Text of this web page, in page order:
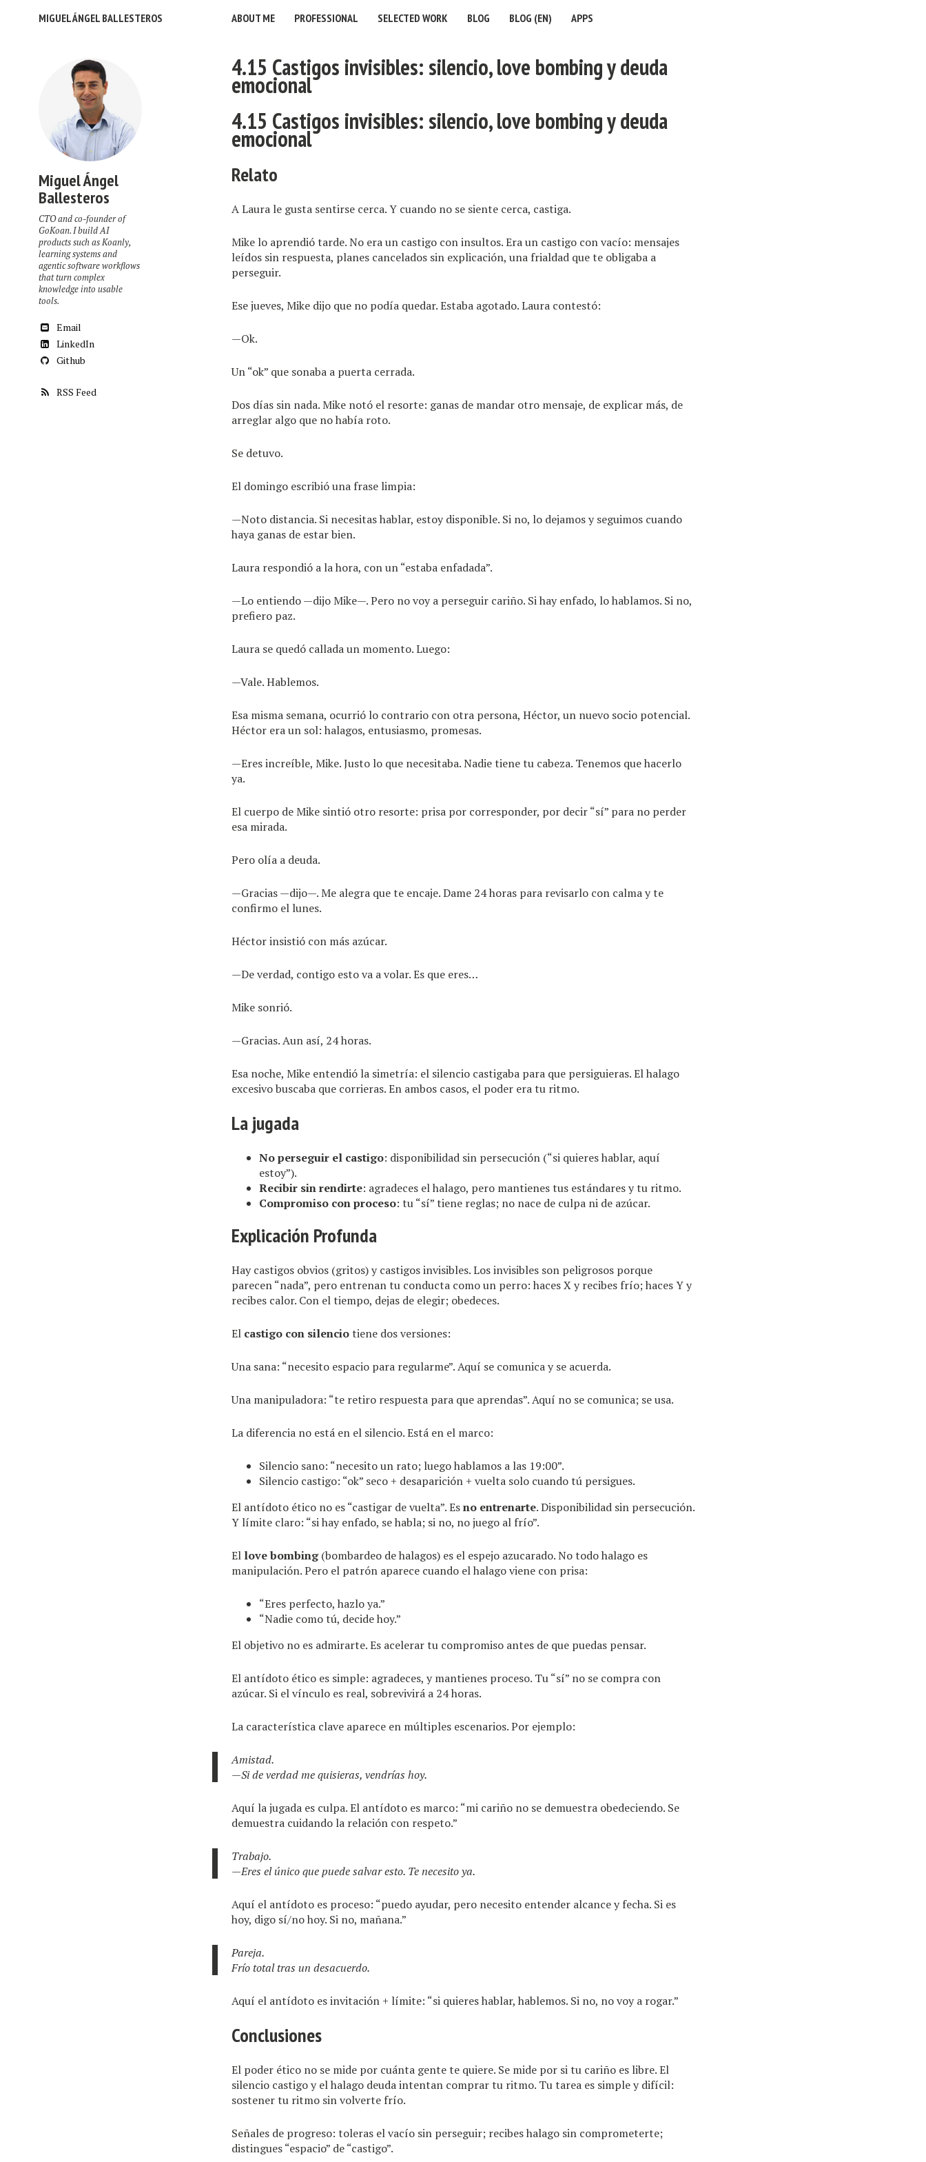
MIGUEL ÁNGEL BALLESTEROS ABOUT ME PROFESSIONAL SELECTED WORK BLOG BLOG (EN) APPS
Miguel Ángel
Ballesteros
CTO and co-founder of
GoKoan. I build AI
products such as Koanly,
learning systems and
agentic software workflows
that turn complex
knowledge into usable
tools.
Email
LinkedIn
Github
RSS Feed
4.15 Castigos invisibles: silencio, love bombing y deuda
emocional
4.15 Castigos invisibles: silencio, love bombing y deuda
emocional
Relato
A Laura le gusta sentirse cerca. Y cuando no se siente cerca, castiga.
Mike lo aprendió tarde. No era un castigo con insultos. Era un castigo con vacío: mensajes
leídos sin respuesta, planes cancelados sin explicación, una frialdad que te obligaba a
perseguir.
Ese jueves, Mike dijo que no podía quedar. Estaba agotado. Laura contestó:
—Ok.
Un “ok” que sonaba a puerta cerrada.
Dos días sin nada. Mike notó el resorte: ganas de mandar otro mensaje, de explicar más, de
arreglar algo que no había roto.
Se detuvo.
El domingo escribió una frase limpia:
—Noto distancia. Si necesitas hablar, estoy disponible. Si no, lo dejamos y seguimos cuando
haya ganas de estar bien.
Laura respondió a la hora, con un “estaba enfadada”.
—Lo entiendo —dijo Mike—. Pero no voy a perseguir cariño. Si hay enfado, lo hablamos. Si no,
prefiero paz.
Laura se quedó callada un momento. Luego:
—Vale. Hablemos.
Esa misma semana, ocurrió lo contrario con otra persona, Héctor, un nuevo socio potencial.
Héctor era un sol: halagos, entusiasmo, promesas.
—Eres increíble, Mike. Justo lo que necesitaba. Nadie tiene tu cabeza. Tenemos que hacerlo
ya.
El cuerpo de Mike sintió otro resorte: prisa por corresponder, por decir “sí” para no perder
esa mirada.
Pero olía a deuda.
—Gracias —dijo—. Me alegra que te encaje. Dame 24 horas para revisarlo con calma y te
confirmo el lunes.
Héctor insistió con más azúcar.
—De verdad, contigo esto va a volar. Es que eres…
Mike sonrió.
—Gracias. Aun así, 24 horas.
Esa noche, Mike entendió la simetría: el silencio castigaba para que persiguieras. El halago
excesivo buscaba que corrieras. En ambos casos, el poder era tu ritmo.
La jugada
No perseguir el castigo: disponibilidad sin persecución (“si quieres hablar, aquí
estoy”).
Recibir sin rendirte: agradeces el halago, pero mantienes tus estándares y tu ritmo.
Compromiso con proceso: tu “sí” tiene reglas; no nace de culpa ni de azúcar.
Explicación Profunda
Hay castigos obvios (gritos) y castigos invisibles. Los invisibles son peligrosos porque
parecen “nada”, pero entrenan tu conducta como un perro: haces X y recibes frío; haces Y y
recibes calor. Con el tiempo, dejas de elegir; obedeces.
El castigo con silenciotiene dos versiones:
Una sana: “necesito espacio para regularme”. Aquí se comunica y se acuerda.
Una manipuladora: “te retiro respuesta para que aprendas”. Aquí no se comunica; se usa.
La diferencia no está en el silencio. Está en el marco:
Silencio sano: “necesito un rato; luego hablamos a las 19:00”.
Silencio castigo: “ok” seco + desaparición + vuelta solo cuando tú persigues.
El antídoto ético no es “castigar de vuelta”. Esno entrenarte. Disponibilidad sin persecución.
Y límite claro: “si hay enfado, se habla; si no, no juego al frío”.
El love bombing(bombardeo de halagos) es el espejo azucarado. No todo halago es
manipulación. Pero el patrón aparece cuando el halago viene con prisa:
“Eres perfecto, hazlo ya.”
“Nadie como tú, decide hoy.”
El objetivo no es admirarte. Es acelerar tu compromiso antes de que puedas pensar.
El antídoto ético es simple: agradeces, y mantienes proceso. Tu “sí” no se compra con
azúcar. Si el vínculo es real, sobrevivirá a 24 horas.
La característica clave aparece en múltiples escenarios. Por ejemplo:
Amistad.
—Si de verdad me quisieras, vendrías hoy.
Aquí la jugada es culpa. El antídoto es marco: “mi cariño no se demuestra obedeciendo. Se
demuestra cuidando la relación con respeto.”
Trabajo.
—Eres el único que puede salvar esto. Te necesito ya.
Aquí el antídoto es proceso: “puedo ayudar, pero necesito entender alcance y fecha. Si es
hoy, digo sí/no hoy. Si no, mañana.”
Pareja.
Frío total tras un desacuerdo.
Aquí el antídoto es invitación + límite: “si quieres hablar, hablemos. Si no, no voy a rogar.”
Conclusiones
El poder ético no se mide por cuánta gente te quiere. Se mide por si tu cariño es libre. El
silencio castigo y el halago deuda intentan comprar tu ritmo. Tu tarea es simple y difícil:
sostener tu ritmo sin volverte frío.
Señales de progreso: toleras el vacío sin perseguir; recibes halago sin comprometerte;
distingues “espacio” de “castigo”.